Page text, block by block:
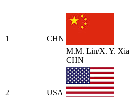
1
CHN
M.M. Lin/X. Y. Xia
CHN
2
USA